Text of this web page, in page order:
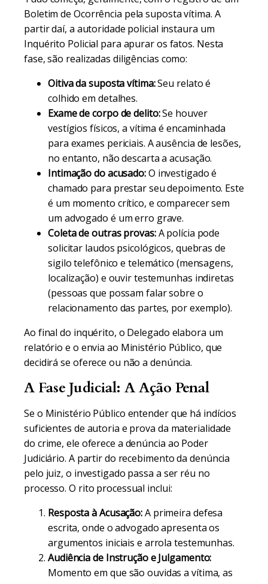
Boletim de Ocorrência pela suposta vítima. A
partir daí, a autoridade policial instaura um
Inquérito Policial para apurar os fatos. Nesta
fase, são realizadas diligências como:
Oitiva da suposta vítima:Seu relato é
colhido em detalhes.
Exame de corpo de delito:Se houver
vestígios físicos, a vítima é encaminhada
para exames periciais. A ausência de lesões,
no entanto, não descarta a acusação.
Intimação do acusado:O investigado é
chamado para prestar seu depoimento. Este
é um momento crítico, e comparecer sem
um advogado é um erro grave.
Coleta de outras provas:A polícia pode
solicitar laudos psicológicos, quebras de
sigilo telefônico e telemático (mensagens,
localização) e ouvir testemunhas indiretas
(pessoas que possam falar sobre o
relacionamento das partes, por exemplo).
Ao final do inquérito, o Delegado elabora um
relatório e o envia ao Ministério Público, que
decidirá se oferece ou não a denúncia.
A Fase Judicial: A Ação Penal
Se o Ministério Público entender que há indícios
suficientes de autoria e prova da materialidade
do crime, ele oferece a denúncia ao Poder
Judiciário. A partir do recebimento da denúncia
pelo juiz, o investigado passa a ser réu no
processo. O rito processual inclui:
Resposta à Acusação:A primeira defesa
escrita, onde o advogado apresenta os
argumentos iniciais e arrola testemunhas.
Audiência de Instrução e Julgamento:
Momento em que são ouvidas a vítima, as